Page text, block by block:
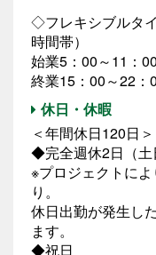
◇フレキシブルタ
時間帯）
始業5：00～11：
終業15：00～22：
休日・休暇
＜年間休日120日＞
◆完全週休2日（土
※プロジェクトに
り。
休日出勤が発生し
ます。
◆祝日